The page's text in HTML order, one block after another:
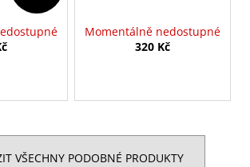
Momentálně nedostupné
320 Kč
VŠECHNY PODOBNÉ PRODUKTY